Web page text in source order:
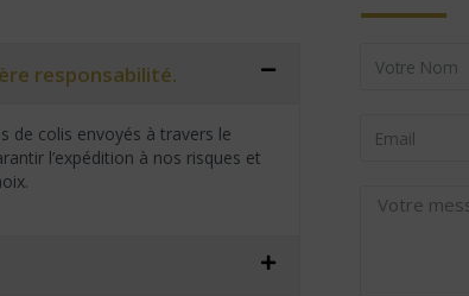
responsabilité.
de colis envoyés à travers le
l’expédition à nos risques et